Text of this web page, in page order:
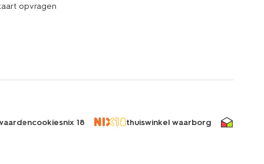
opvragen
cookiesnix 18 thuiswinkel waarborg